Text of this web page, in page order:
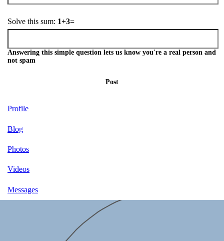
Solve this sum: 1+3=
Answering this simple question lets us know you're a real person and
not spam
Post
Profile
Blog
Photos
Videos
Messages